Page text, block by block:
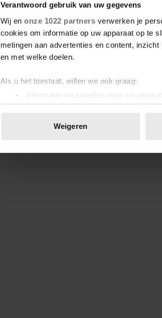
Verantwoord gebruik van uw gegevens
Wij en onze 1022 partners verwerken je
cookies om informatie op uw apparaat op te
metingen aan advertenties en content,
en met welke doelen.
Als u het toestaat, willen we ook graag:
Informatie verzamelen over uw
Uw apparaat identificeren door het
toestemming op elk moment wijzigen of
We gebruiken cookies om content en
media, adverteren en analyse. Deze
verstrekt of die ze hebben verzameld op
Weigeren